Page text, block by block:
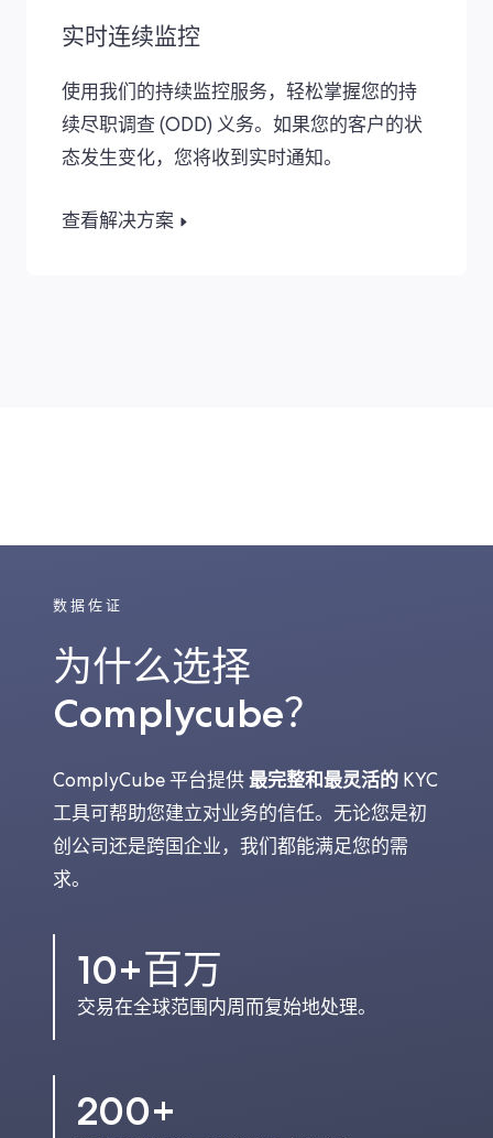
实时连续监控​
使用我们的持续监控服务，轻松掌握您的持
续尽职调查 (ODD) 义务。如果您的客户的状
态发生变化，您将收到实时通知。
查看解决方案
数据佐证
为什么选择
Complycube？
ComplyCube 平台提供 最完整和最灵活的 KYC
工具可帮助您建立对业务的信任。无论您是初
创公司还是跨国企业，我们都能满足您的需
求。
10+百万
交易在全球范围内周而复始地处理。
200+